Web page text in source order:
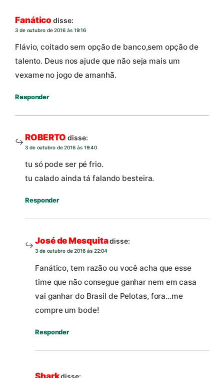
Fanático disse:
3 de outubro de 2016 às 19:16
Flávio, coitado sem opção de banco,sem opção de
talento. Deus nos ajude que não seja mais um
vexame no jogo de amanhã.
Responder
ROBERTO disse:
3 de outubro de 2016 às 19:40
tu só pode ser pé frio.
tu calado ainda tá falando besteira.
Responder
José de Mesquitadisse:
3 de outubro de 2016 às 22:04
Fanático, tem razão ou você acha que esse
time que não consegue ganhar nem em casa
vai ganhar do Brasil de Pelotas, fora…me
compre um bode!
Responder